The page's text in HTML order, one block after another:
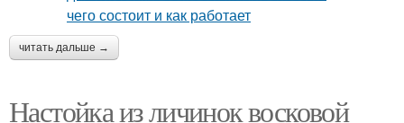
читать дальше →
Настойка из личинок восковой